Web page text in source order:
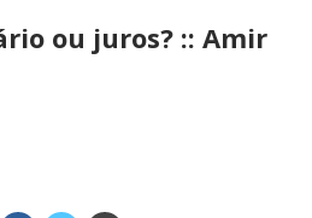
ou juros? :: Amir